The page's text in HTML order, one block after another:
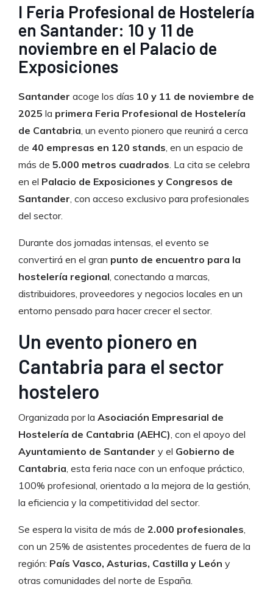
I Feria Profesional de Hostelería
en Santander: 10 y 11 de
noviembre en el Palacio de
Exposiciones
Santander acoge los días 10 y 11 de noviembre de
2025 la primera Feria Profesional de Hostelería
de Cantabria , un evento pionero que reunirá a cerca
de 40 empresas en 120 stands , en un espacio de
más de 5.000 metros cuadrados . La cita se celebra
en el Palacio de Exposiciones y Congresos de
Santander , con acceso exclusivo para profesionales
del sector.
Durante dos jornadas intensas, el evento se
convertirá en el gran punto de encuentro para la
hostelería regional , conectando a marcas,
distribuidores, proveedores y negocios locales en un
entorno pensado para hacer crecer el sector.
Un evento pionero en
Cantabria para el sector
hostelero
Organizada por la Asociación Empresarial de
Hostelería de Cantabria (AEHC) , con el apoyo del
Ayuntamiento de Santander y el Gobierno de
Cantabria , esta feria nace con un enfoque práctico,
100% profesional, orientado a la mejora de la gestión,
la eficiencia y la competitividad del sector.
Se espera la visita de más de 2.000 profesionales
con un 25% de asistentes procedentes de fuera de la
región: País Vasco, Asturias, Castilla y León y
otras comunidades del norte de España.